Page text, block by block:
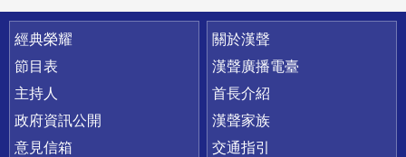
快速連結
經典榮耀
節目表
主持人
政府資訊公開
意見信箱
關於漢聲
漢聲廣播電臺
首長介紹
漢聲家族
交通指引